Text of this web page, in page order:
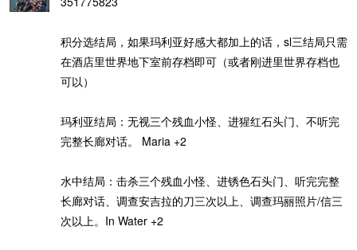
积分选结局，如果玛利亚好感大都加上的话，sl三结局只需
在酒店里世界地下室前存档即可（或者刚进里世界存档也
可以）
玛利亚结局：无视三个残血小怪、进猩红石头门、不听完
完整长廊对话。 Maria +2
水中结局：击杀三个残血小怪、进锈色石头门、听完完整
长廊对话、调查安吉拉的刀三次以上、调查玛丽照片/信三
次以上。In Water +2